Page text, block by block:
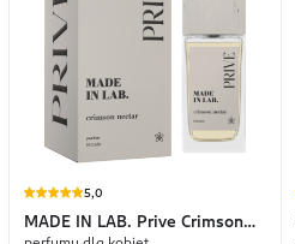
5,0
MADE IN LAB. Prive Crimson